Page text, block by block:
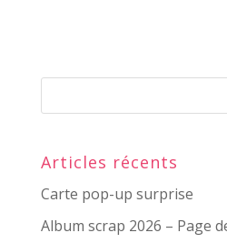
Articles récents
Carte pop-up surprise
Album scrap 2026 – Page